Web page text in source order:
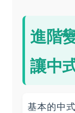
進階
讓中
基本的中